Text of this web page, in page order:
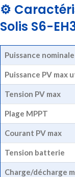
⚙️
Solis S6-
Puissance
Puissance PV max
Tension PV max
Plage MPPT
Courant PV max
Tension batterie
Charge/décharge